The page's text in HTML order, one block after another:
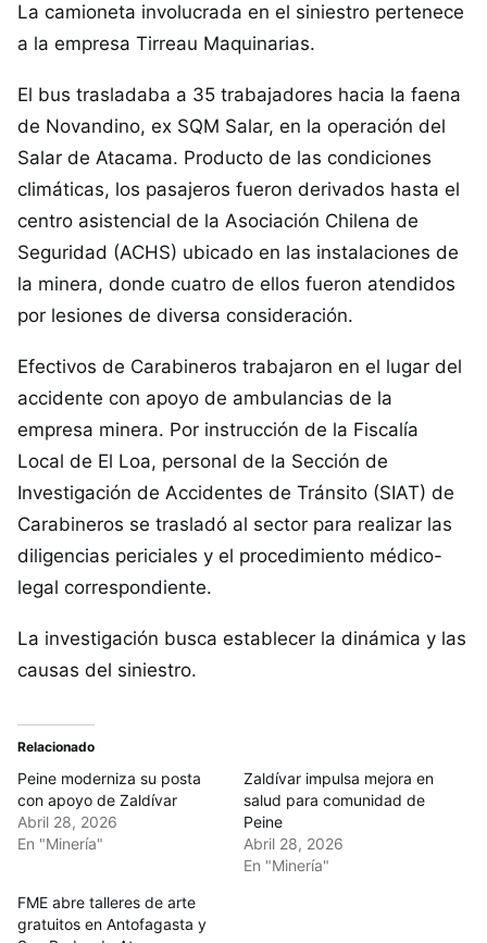
La camioneta involucrada en el siniestro pertenece
a la empresa Tirreau Maquinarias.
El bus trasladaba a 35 trabajadores hacia la faena
de Novandino, ex SQM Salar, en la operación del
Salar de Atacama. Producto de las condiciones
climáticas, los pasajeros fueron derivados hasta el
centro asistencial de la Asociación Chilena de
Seguridad (ACHS) ubicado en las instalaciones de
la minera, donde cuatro de ellos fueron atendidos
por lesiones de diversa consideración.
Efectivos de Carabineros trabajaron en el lugar del
accidente con apoyo de ambulancias de la
empresa minera. Por instrucción de la Fiscalía
Local de El Loa, personal de la Sección de
Investigación de Accidentes de Tránsito (SIAT) de
Carabineros se trasladó al sector para realizar las
diligencias periciales y el procedimiento médico-
legal correspondiente.
La investigación busca establecer la dinámica y las
causas del siniestro.
Relacionado
Peine moderniza su posta
con apoyo de Zaldívar
Abril 28, 2026
En "Minería"
Zaldívar impulsa mejora en
salud para comunidad de
Peine
Abril 28, 2026
En "Minería"
FME abre talleres de arte
gratuitos en Antofagasta y